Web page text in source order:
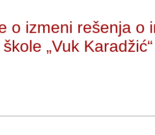
o izmeni rešenja o
„Vuk